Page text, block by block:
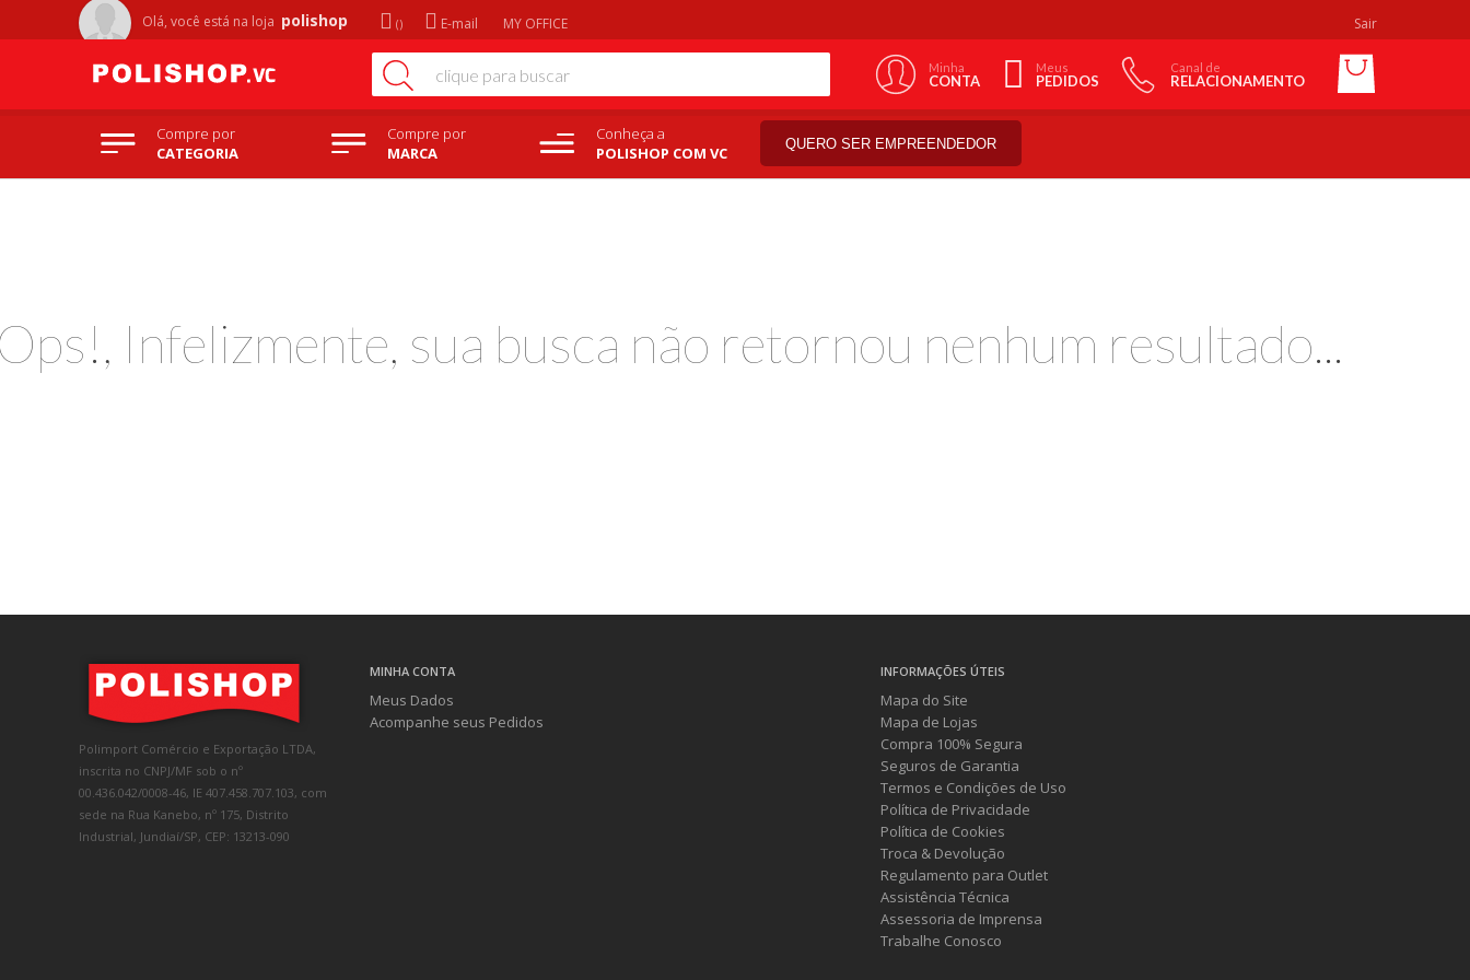
Olá, você está na loja polishop E-mail MY OFFICE Sair
Minha
CONTA
Meus
PEDIDOS
Canal de
RELACIONAMENTO
Compre por
CATEGORIA
Compre por
MARCA
Conheça a
POLISHOP COM VC
QUERO SER EMPREENDEDOR
Infelizmente, sua busca não retornou nenhum resultado...
Polimport Comércio e Exportação LTDA,
inscrita no CNPJ/MF sob o nº
00.436.042/0008-46, IE 407.458.707.103, com
sede na Rua Kanebo, nº 175, Distrito
Industrial, Jundiaí/SP, CEP: 13213-090
MINHA CONTA
Meus Dados
Acompanhe seus Pedidos
INFORMAÇÕES ÚTEIS
Mapa do Site
Mapa de Lojas
Compra 100% Segura
Seguros de Garantia
Termos e Condições de Uso
Política de Privacidade
Política de Cookies
Troca & Devolução
Regulamento para Outlet
Assistência Técnica
Assessoria de Imprensa
Trabalhe Conosco